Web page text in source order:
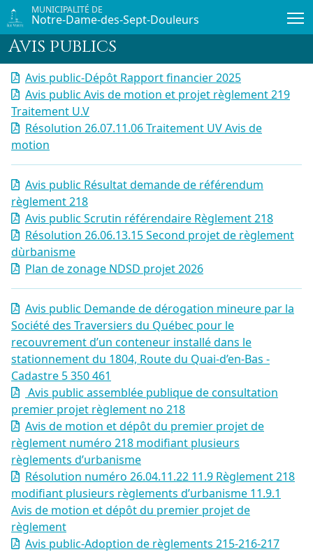
Passer au contenu principal
MUNICIPALITÉ DE
Notre-Dame-des-Sept-Douleurs
Avis publics
Avis public-Dépôt Rapport financier 2025
Avis public Avis de motion et projet règlement 219
Traitement U.V
Résolution 26.07.11.06 Traitement UV Avis de
motion
Avis public Résultat demande de référendum
règlement 218
Avis public Scrutin référendaire Règlement 218
Résolution 26.06.13.15 Second projet de règlement
dùrbanisme
Plan de zonage NDSD projet 2026
Avis public Demande de dérogation mineure par la
Société des Traversiers du Québec pour le
recouvrement d’un conteneur installé dans le
stationnement du 1804, Route du Quai-d’en-Bas -
Cadastre 5 350 461
Avis public assemblée publique de consultation
premier projet règlement no 218
Avis de motion et dépôt du premier projet de
règlement numéro 218 modifiant plusieurs
règlements d’urbanisme
Résolution numéro 26.04.11.22 11.9 Règlement 218
modifiant plusieurs règlements d’urbanisme 11.9.1
Avis de motion et dépôt du premier projet de
règlement
Avis public-Adoption de règlements 215-216-217